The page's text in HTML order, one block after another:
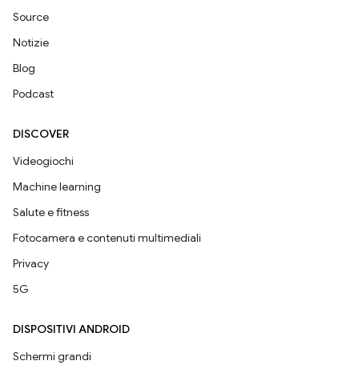
Source
Notizie
Blog
Podcast
DISCOVER
Videogiochi
Machine learning
Salute e fitness
Fotocamera e contenuti multimediali
Privacy
5G
DISPOSITIVI ANDROID
Schermi grandi